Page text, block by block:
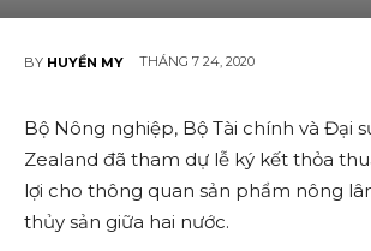
BY HUYỀN MY THÁNG 7 24, 2020
Bộ Nông nghiệp, Bộ Tài chính và Đại
Zealand đã tham dự lễ ký kết thỏ‌a
lợi cho thông quan sả‌n phẩm nông
thủ‌y sả‌n giữa hai nước.